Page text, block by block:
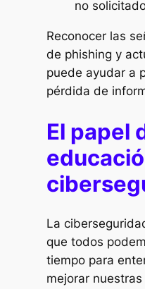
no
Reconocer las
de phishing y
puede ayudar a
pérdida de
El papel
La
que todos
tiempo para
mejorar